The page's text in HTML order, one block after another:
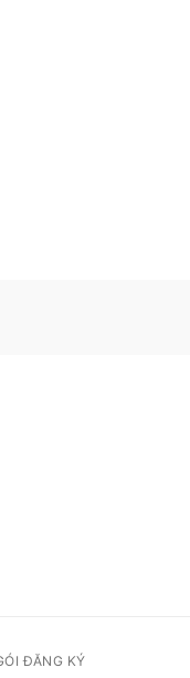
ĐĂNG KÝ